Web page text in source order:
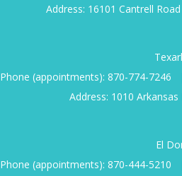
Address: 16101 Cantrell
Phone (appointments): 870-774-7246
Address: 1010
El
Phone (appointments): 870-444-5210